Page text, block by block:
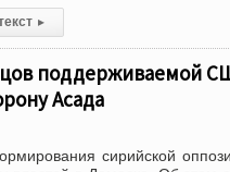
▸
поддерживаемой
Асада
сирийской